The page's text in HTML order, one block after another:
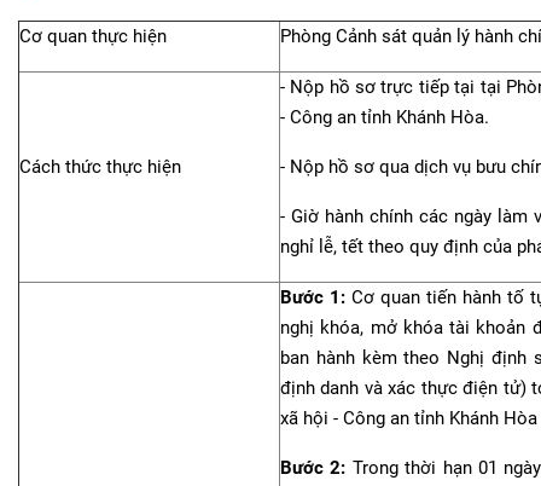
Cơ quan thực hiện Phòng Cảnh sát quản lý hành
Cách thức thực hiện
- Nộp hồ sơ trực tiếp tại tại
- Công an tỉnh Khánh Hòa.
- Nộp hồ sơ qua dịch vụ bưu
- Giờ hành chính các ngày
nghỉ lễ, tết theo quy định của
Bước 1: Cơ quan tiến hành tố
nghị khóa, mở khóa tài khoản
ban hành kèm theo Nghị định
định danh và xác thực điện tử)
xã hội - Công an tỉnh Khánh
Bước 2: Trong thời hạn 01